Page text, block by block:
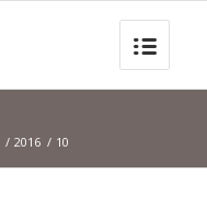
/ 2016 / 10